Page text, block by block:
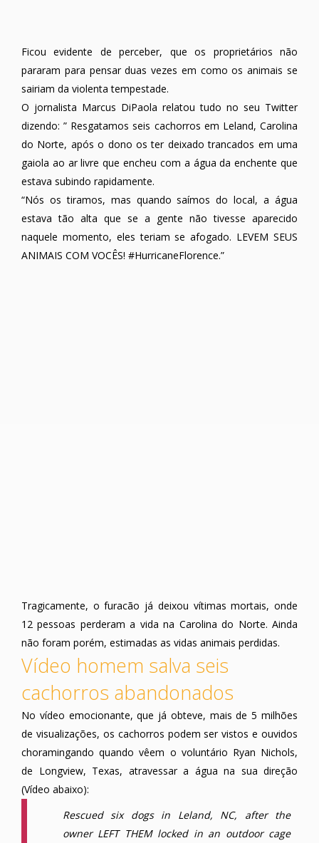
Ficou evidente de perceber, que os proprietários não
pararam para pensar duas vezes em como os animais se
sairiam da violenta tempestade.
O jornalista Marcus DiPaola relatou tudo no seu Twitter
dizendo: ” Resgatamos seis cachorros em Leland, Carolina
do Norte, após o dono os ter deixado trancados em uma
gaiola ao ar livre que encheu com a água da enchente que
estava subindo rapidamente.
“Nós os tiramos, mas quando saímos do local, a água
estava tão alta que se a gente não tivesse aparecido
naquele momento, eles teriam se afogado. LEVEM SEUS
ANIMAIS COM VOCÊS! #HurricaneFlorence.”
Tragicamente, o furacão já deixou vítimas mortais, onde
12 pessoas perderam a vida na Carolina do Norte. Ainda
não foram porém, estimadas as vidas animais perdidas.
Vídeo homem salva seis
cachorros abandonados
No vídeo emocionante, que já obteve, mais de 5 milhões
de visualizações, os cachorros podem ser vistos e ouvidos
choramingando quando vêem o voluntário Ryan Nichols,
de Longview, Texas, atravessar a água na sua direção
(Vídeo abaixo):
Rescued six dogs in Leland, NC, after the
owner LEFT THEM locked in an outdoor cage